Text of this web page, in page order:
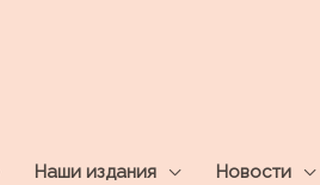
Наши издания Новости